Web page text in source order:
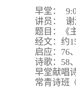
早堂：
讲员： 谢
题目：《主
经文：约
启应：76、
诗歌：58、
早堂献唱诗
常青诗班《